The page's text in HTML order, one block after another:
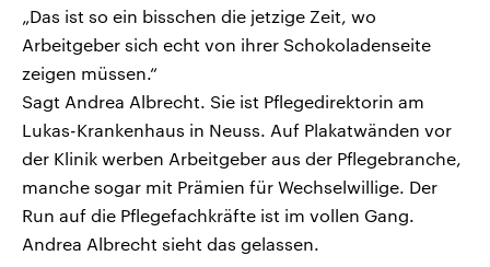
„Das ist so ein bisschen die jetzige Zeit, wo
Arbeitgeber sich echt von ihrer Schokoladenseite
zeigen müssen.“
Sagt Andrea Albrecht. Sie ist Pflegedirektorin am
Lukas-Krankenhaus in Neuss. Auf Plakatwänden vor
der Klinik werben Arbeitgeber aus der Pflegebranche,
manche sogar mit Prämien für Wechselwillige. Der
Run auf die Pflegefachkräfte ist im vollen Gang.
Andrea Albrecht sieht das gelassen.